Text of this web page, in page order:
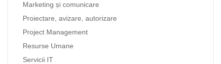
Marketing și comunicare
Proiectare, avizare, autorizare
Project Management
Resurse Umane
Servicii IT